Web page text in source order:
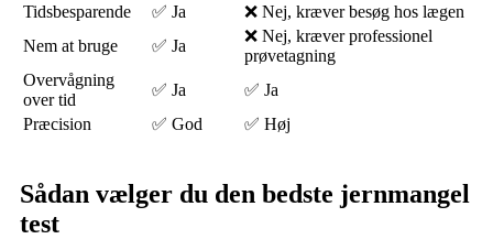
Tidsbesparende
✅ Ja
❌ Nej, kræver besøg hos lægen
Nem at bruge
✅ Ja
❌ Nej, kræver professionel
prøvetagning
Overvågning
over tid
✅ Ja
✅ Ja
Præcision
✅ God ✅ Høj
Sådan vælger du den bedste jernmangel
test